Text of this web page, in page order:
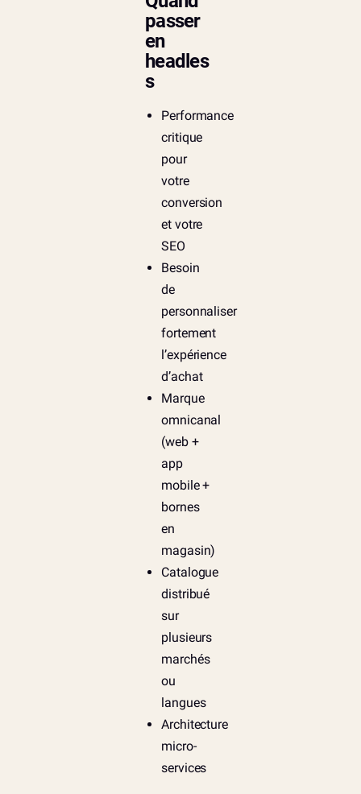
passer
en
headles
s
Performance
critique
pour
votre
conversion
et votre
SEO
Besoin
de
personnaliser
fortement
l’expérience
d’achat
Marque
omnicanal
(web +
app
mobile +
bornes
en
magasin)
Catalogue
distribué
sur
plusieurs
marchés
ou
langues
Architecture
micro-
services